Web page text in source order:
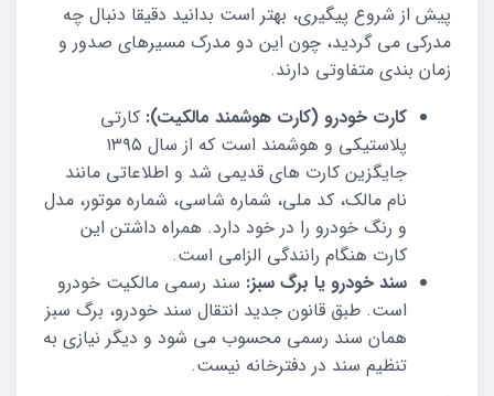
پیش از شروع پیگیری، بهتر است بدانید دقیقا دنبال چه
مدرکی می گردید، چون این دو مدرک مسیرهای صدور و
زمان بندی متفاوتی دارند.
کارت خودرو (کارت هوشمند مالکیت): کارتی
پلاستیکی و هوشمند است که از سال ۱۳۹۵
جایگزین کارت های قدیمی شد و اطلاعاتی مانند
نام مالک، کد ملی، شماره شاسی، شماره موتور، مدل
و رنگ خودرو را در خود دارد. همراه داشتن این
کارت هنگام رانندگی الزامی است.
سند خودرو یا برگ سبز: سند رسمی مالکیت خودرو
است. طبق قانون جدید انتقال سند خودرو، برگ سبز
همان سند رسمی محسوب می شود و دیگر نیازی به
تنظیم سند در دفترخانه نیست.